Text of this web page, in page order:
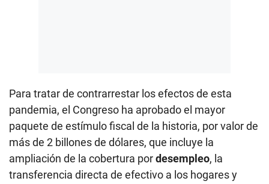
Para tratar de contrarrestar los efectos de esta
pandemia, el Congreso ha aprobado el mayor
paquete de estímulo fiscal de la historia, por valor de
más de 2 billones de dólares, que incluye la
ampliación de la cobertura pordesempleo, la
transferencia directa de efectivo a los hogares y